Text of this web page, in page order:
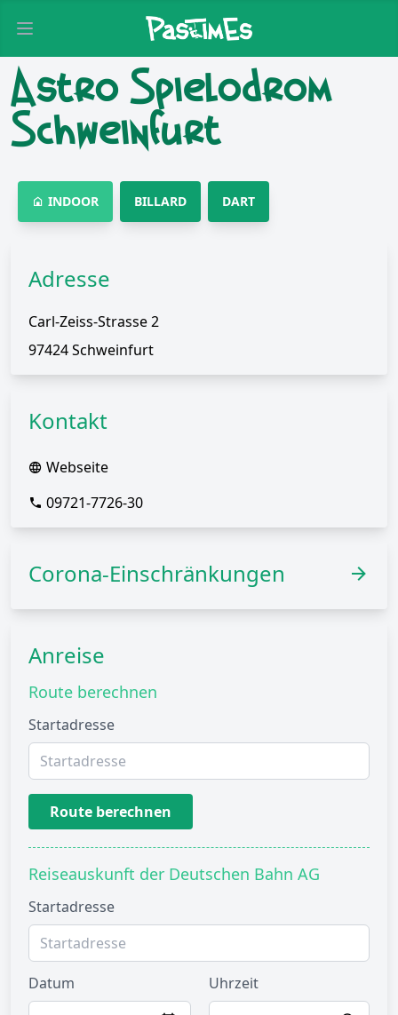
Open main menu
Astro Spielodrom
Schweinfurt
INDOOR BILLARD DART
Adresse
Carl-Zeiss-Strasse 2
97424 Schweinfurt
Kontakt
Webseite
09721-7726-30
Corona-Einschränkungen
Anreise
Route berechnen
Startadresse
Route berechnen
Reiseauskunft der Deutschen Bahn AG
Startadresse
Datum Uhrzeit